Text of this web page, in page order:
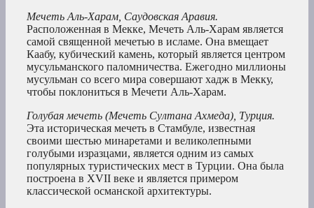
Мечеть Аль-Харам, Саудовская Аравия.
Расположенная в Мекке, Мечеть Аль-Харам является
самой священной мечетью в исламе. Она вмещает
Каабу, кубический камень, который является центром
мусульманского паломничества. Ежегодно миллионы
мусульман со всего мира совершают хадж в Мекку,
чтобы поклониться в Мечети Аль-Харам.
Голубая мечеть (Мечеть Султана Ахмеда), Турция.
Эта историческая мечеть в Стамбуле, известная
своими шестью минаретами и великолепными
голубыми изразцами, является одним из самых
популярных туристических мест в Турции. Она была
построена в XVII веке и является примером
классической османской архитектуры.